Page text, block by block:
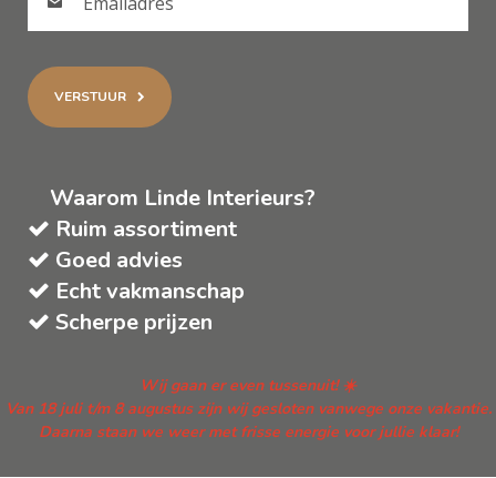
VERSTUUR
Waarom Linde Interieurs?
Ruim assortiment
Goed advies
Echt vakmanschap
Scherpe prijzen
Wij gaan er even tussenuit! ☀️
Van 18 juli t/m 8 augustus zijn wij gesloten vanwege onze vakantie.
Daarna staan we weer met frisse energie voor jullie klaar!